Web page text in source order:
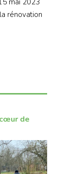
rénovation
de